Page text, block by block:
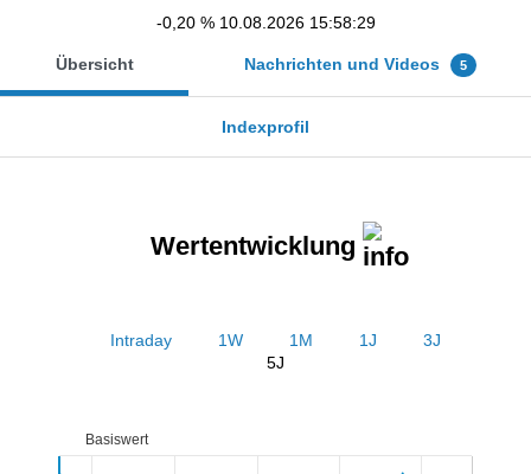
-0,20 % 10.08.2026 15:58:29
Übersicht Nachrichten und Videos 5
Indexprofil
Wertentwicklung
Intraday 1W 1M 1J
3J
5J
Basiswert